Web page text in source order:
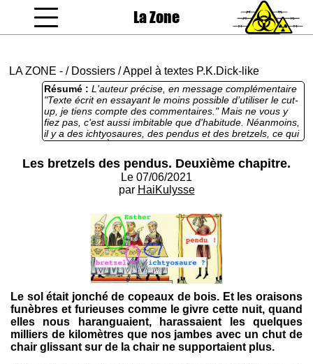
La Zone
LA ZONE - / Dossiers /Appel à textes P.K.Dick-like
Résumé : L'auteur précise, en message complémentaire
"Texte écrit en essayant le moins possible d’utiliser le cut-
up, je tiens compte des commentaires." Mais ne vous y
fiez pas, c'est aussi imbitable que d'habitude. Néanmoins,
il y a des ichtyosaures, des pendus et des bretzels, ce qui
rattrape tout. À noter que, comme l'indique le titre (ma foi
très pertinent), il s'agit d'une suite. Je vous laisse chercher
le premier chapitre tout seuls comme des grands, ça vous
occupera. Sinon, vous pouvez aussi (re)lire l'Ancien
Testament, Esther 7,1-3, dans lequel vous retrouverez
malheureusement, ou alors bien cachés) Comme quoi, on
peut se culturer en lisant HaiKulysse, pour peu qu'on ait
l'esprit curieux.
Les bretzels des pendus. Deuxième chapitre.
Le 07/06/2021
par HaiKulysse
Le sol était jonché de copeaux de bois. Et les oraisons
funèbres et furieuses comme le givre cette nuit, quand
elles nous haranguaient, harassaient les quelques
milliers de kilomètres que nos jambes avec un chut de
chair glissant sur de la chair ne supportaient plus.